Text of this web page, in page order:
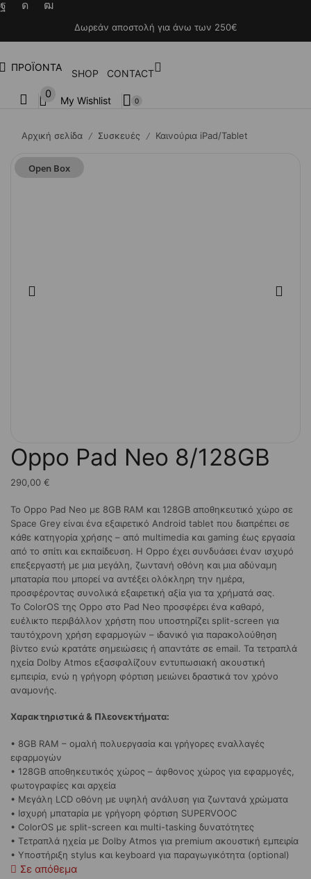
Δωρεάν αποστολή για άνω των 250€
ΠΡΟΪΟΝΤΑ
SHOP CONTACT
0
My Wishlist 0
Αρχική σελίδα / Συσκευές / Καινούρια iPad/Tablet
Open Box
Oppo Pad Neo 8/128GB
290,00 €
Το Oppo Pad Neo με 8GB RAM και 128GB αποθηκευτικό χώρο σε
Space Grey είναι ένα εξαιρετικό Android tablet που διαπρέπει σε
κάθε κατηγορία χρήσης – από multimedia και gaming έως εργασία
από το σπίτι και εκπαίδευση. Η Oppo έχει συνδυάσει έναν ισχυρό
επεξεργαστή με μια μεγάλη, ζωντανή οθόνη και μια αδύναμη
μπαταρία που μπορεί να αντέξει ολόκληρη την ημέρα,
προσφέροντας συνολικά εξαιρετική αξία για τα χρήματά σας.
Το ColorOS της Oppo στο Pad Neo προσφέρει ένα καθαρό,
ευέλικτο περιβάλλον χρήστη που υποστηρίζει split-screen για
ταυτόχρονη χρήση εφαρμογών – ιδανικό για παρακολούθηση
βίντεο ενώ κρατάτε σημειώσεις ή απαντάτε σε email. Τα τετραπλά
ηχεία Dolby Atmos εξασφαλίζουν εντυπωσιακή ακουστική
εμπειρία, ενώ η γρήγορη φόρτιση μειώνει δραστικά τον χρόνο
αναμονής.
Χαρακτηριστικά & Πλεονεκτήματα:
• 8GB RAM – ομαλή πολυεργασία και γρήγορες εναλλαγές
εφαρμογών
• 128GB αποθηκευτικός χώρος – άφθονος χώρος για εφαρμογές,
φωτογραφίες και αρχεία
• Μεγάλη LCD οθόνη με υψηλή ανάλυση για ζωντανά χρώματα
• Ισχυρή μπαταρία με γρήγορη φόρτιση SUPERVOOC
• ColorOS με split-screen και multi-tasking δυνατότητες
• Τετραπλά ηχεία με Dolby Atmos για premium ακουστική εμπειρία
• Υποστήριξη stylus και keyboard για παραγωγικότητα (optional)
Σε απόθεμα